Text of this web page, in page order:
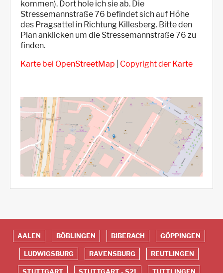
kommen). Dort hole ich sie ab. Die
Stressemannstraße 76 befindet sich auf Höhe
des Pragsattel in Richtung Killesberg. Bitte den
Plan anklicken um die Stressemannstraße 76 zu
finden.
Karte bei OpenStreetMap
Copyright der Karte
Red
Footer
AALEN BÖBLINGEN BIBERACH GÖPPINGEN
LUDWIGSBURG RAVENSBURG REUTLINGEN